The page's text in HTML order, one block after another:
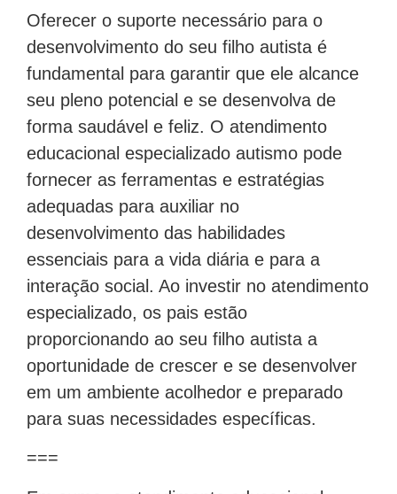
Oferecer o suporte necessário para o
desenvolvimento do seu filho autista é
fundamental para garantir que ele alcance
seu pleno potencial e se desenvolva de
forma saudável e feliz. O atendimento
educacional especializado autismo pode
fornecer as ferramentas e estratégias
adequadas para auxiliar no
desenvolvimento das habilidades
essenciais para a vida diária e para a
interação social. Ao investir no atendimento
especializado, os pais estão
proporcionando ao seu filho autista a
oportunidade de crescer e se desenvolver
em um ambiente acolhedor e preparado
para suas necessidades específicas.
===